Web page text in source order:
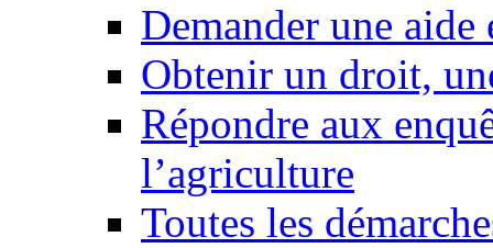
Demander une aide
Obtenir un droit,
Répondre aux
l’agriculture
Toutes les